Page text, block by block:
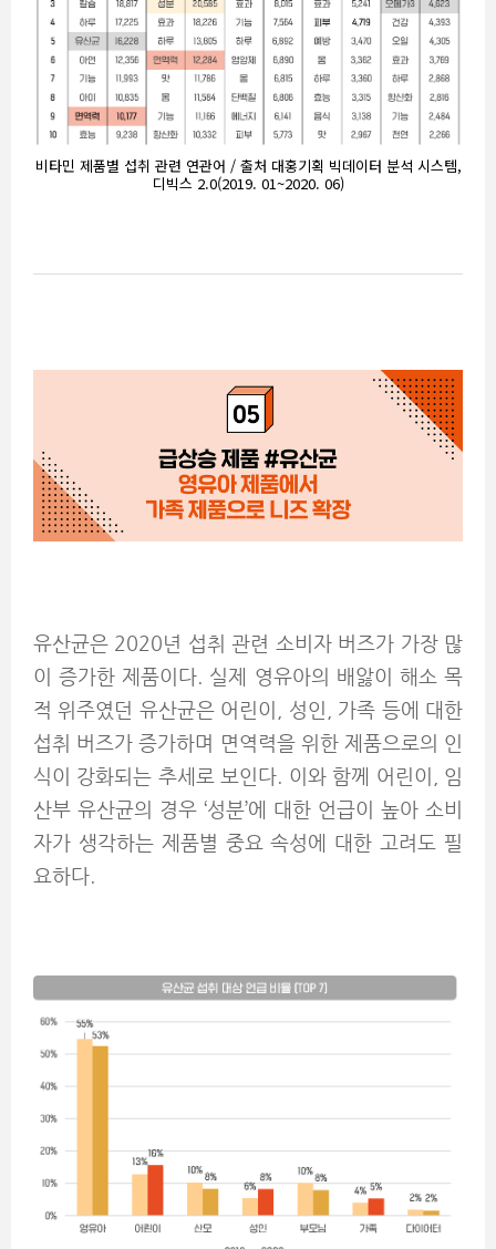
비타민 제품별 섭취 관련 연관어 / 출처 대홍기획 빅데이터 분석 시스템,
디빅스 2.0(2019. 01~2020. 06)
유산균은 2020년 섭취 관련 소비자 버즈가 가장 많
이 증가한 제품이다. 실제 영유아의 배앓이 해소 목
적 위주였던 유산균은 어린이, 성인, 가족 등에 대한
섭취 버즈가 증가하며 면역력을 위한 제품으로의 인
식이 강화되는 추세로 보인다. 이와 함께 어린이, 임
산부 유산균의 경우 ‘성분’에 대한 언급이 높아 소비
자가 생각하는 제품별 중요 속성에 대한 고려도 필
요하다.